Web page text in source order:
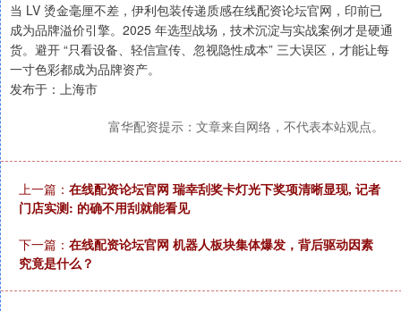
当 LV 烫金毫厘不差，伊利包装传递质感在线配资论坛官网，印前已
成为品牌溢价引擎。2025 年选型战场，技术沉淀与实战案例才是硬通
货。避开 “只看设备、轻信宣传、忽视隐性成本” 三大误区，才能让每
一寸色彩都成为品牌资产。
发布于：上海市
富华配资提示：文章来自网络，不代表本站观点。
上一篇： 在线配资论坛官网 瑞幸刮奖卡灯光下奖项清晰显现, 记者
门店实测: 的确不用刮就能看见
下一篇： 在线配资论坛官网 机器人板块集体爆发，背后驱动因素
究竟是什么？